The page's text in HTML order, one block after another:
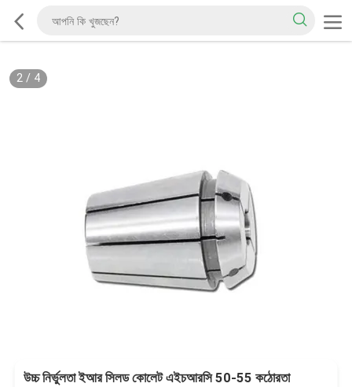
2/ 4
উচ্চ নির্ভুলতা ইআর সিলড কোলেট এইচআরসি 50-55 কঠোরতা